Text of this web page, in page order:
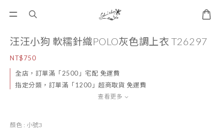
汪汪小狗 軟糯針織POLO灰色調上衣 T26297
NT$750
全店，訂單滿「2500」宅配 免運費
指定分類，訂單滿「1200」超商取貨 免運費
查看更多
顏色 : 小號3